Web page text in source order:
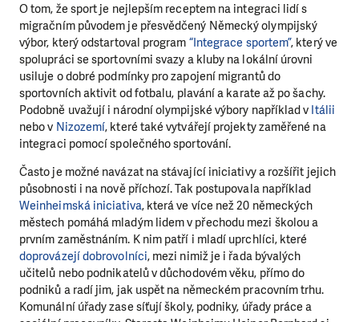
O tom, že sport je nejlepším receptem na integraci lidí s
migračním původem je přesvědčený Německý olympijský
výbor, který odstartoval program “Integrace sportem”, který ve
spolupráci se sportovními svazy a kluby na lokální úrovni
usiluje o dobré podmínky pro zapojení migrantů do
sportovních aktivit od fotbalu, plavání a karate až po šachy.
Podobně uvažují i národní olympijské výbory například v Itálii
nebo v Nizozemí, které také vytvářejí projekty zaměřené na
integraci pomocí společného sportování.
Často je možné navázat na stávající iniciativy a rozšířit jejich
působnosti i na nově příchozí. Tak postupovala například
Weinheimská iniciativa, která ve více než 20 německých
městech pomáhá mladým lidem v přechodu mezi školou a
prvním zaměstnáním. K nim patří i mladí uprchlíci, které
doprovázejí dobrovolníci, mezi nimiž je i řada bývalých
učitelů nebo podnikatelů v důchodovém věku, přímo do
podniků a radí jim, jak uspět na německém pracovním trhu.
Komunální úřady zase síťují školy, podniky, úřady práce a